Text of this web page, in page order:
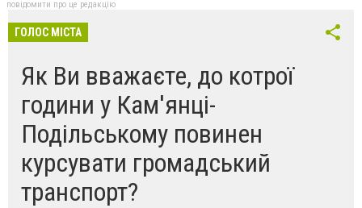
повідомити про це редакцію
ГОЛОС МІСТА
Як Ви вважаєте, до котрої
години у Кам'янці-
Подільському повинен
курсувати громадський
транспорт?